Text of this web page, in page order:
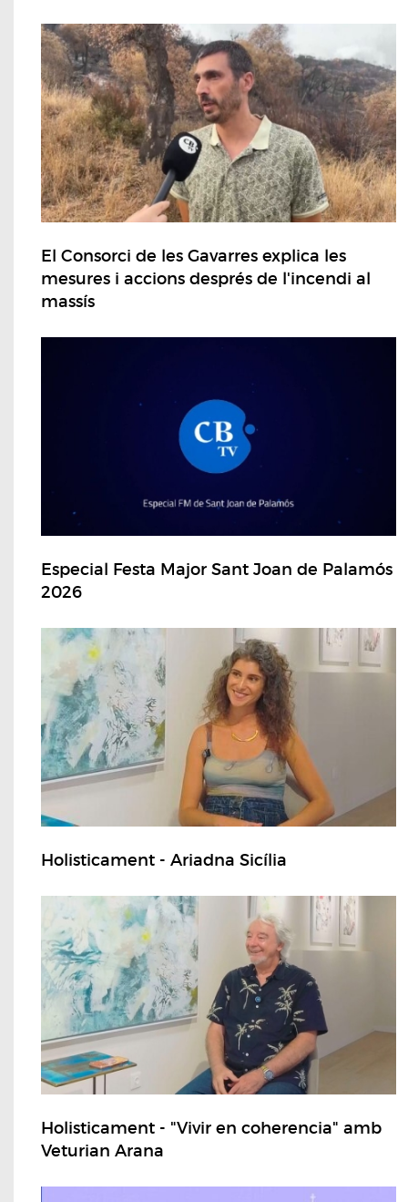
El Consorci de les Gavarres explica les
mesures i accions després de l'incendi al
massís
Especial Festa Major Sant Joan de Palamós
2026
Holisticament - Ariadna Sicília
Holisticament - "Vivir en coherencia" amb
Veturian Arana